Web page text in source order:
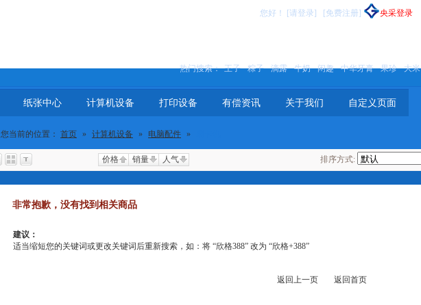
您好 ！ [请登录] [免费注册] 央采登录
热门搜索： 王子 粽子 滴露 牛奶 闲趣 中华牙膏 果珍 大米
纸张中心 计算机设备 打印设备 有偿资讯 关于我们 自定义页面
您当前的位置： 首页 » 计算机设备 » 电脑配件 »
价格 销量 人气 排序方式:
非常抱歉，没有找到相关商品
建议：
适当缩短您的关键词或更改关键词后重新搜索，如：将 “欣格388” 改为 “欣格+388”
返回上一页 返回首页